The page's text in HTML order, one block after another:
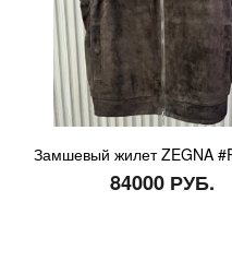
Замшевый жилет ZEGNA
84000 РУБ.